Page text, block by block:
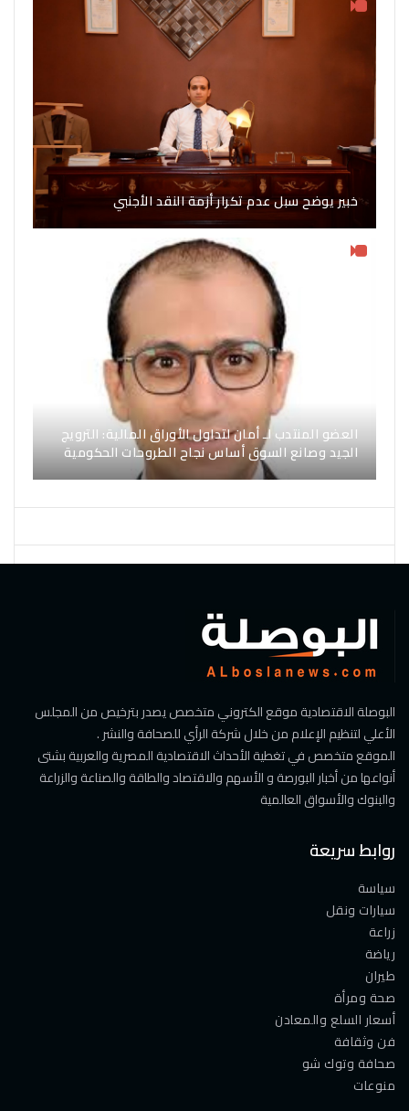
خبير يوضح سبل عدم تكرار أزمة النقد الأجنبي
العضو المنتدب لـ أمان لتداول الأوراق المالية: الترويج
الجيد وصانع السوق أساس نجاح الطروحات الحكومية
البوصلة الاقتصادية موقع الكتروني متخصص يصدر بترخيص من المجلس
الأعلي لتنظيم الإعلام من خلال شركة الرأي للصحافة والنشر .
الموقع متخصص في تغطية الأحداث الاقتصادية المصرية والعربية بشتى
أنواعها من أخبار البورصة و الأسهم والاقتصاد والطاقة والصناعة والزراعة
والبنوك والأسواق العالمية
روابط سريعة
سياسة
سيارات ونقل
زراعة
رياضة
طيران
صحة ومرأة
أسعار السلع والمعادن
فن وثقافة
صحافة وتوك شو
منوعات